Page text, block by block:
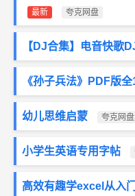
最新 夸克网盘
【DJ合集】电音快歌
《孙子兵法》PDF版
幼儿思维启蒙 夸克网盘
小学生英语专用字帖
高效有趣学excel从入